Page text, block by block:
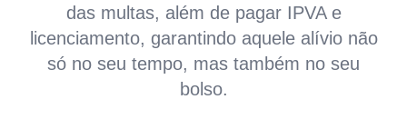
das multas, além de pagar IPVA e
licenciamento, garantindo aquele alívio não
só no seu tempo, mas também no seu
bolso.